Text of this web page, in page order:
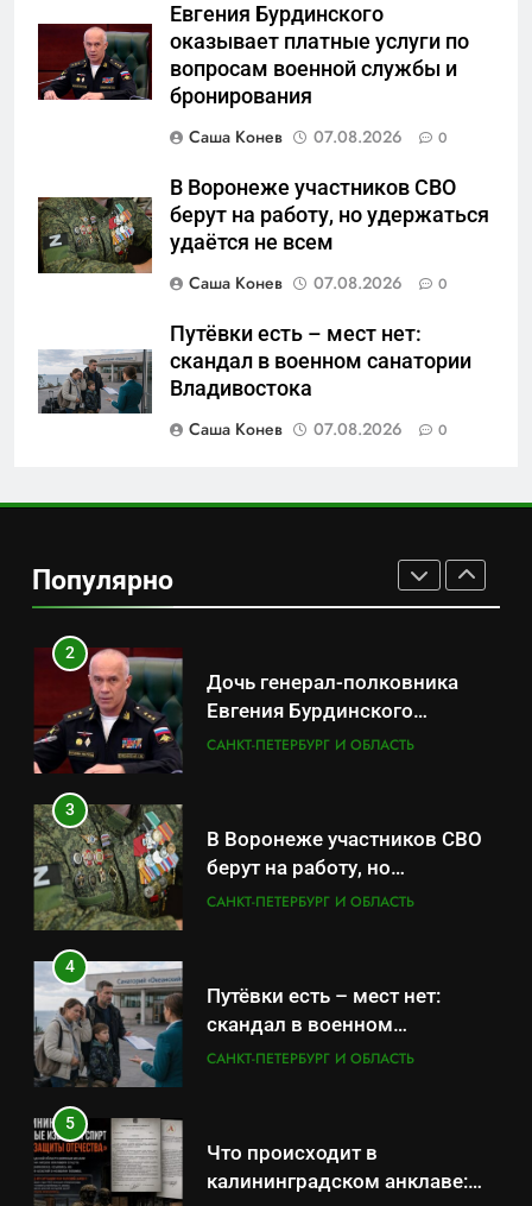
Евгения Бурдинского
оказывает платные услуги по
вопросам военной службы и
бронирования
Саша Конев
07.08.2026 0
В Воронеже участников СВО
берут на работу, но удержаться
удаётся не всем
Саша Конев
07.08.2026 0
Путёвки есть – мест нет:
скандал в военном санатории
Владивостока
Саша Конев
07.08.2026 0
Популярно
6
«500-тонный беспилотник»
или очередная показуха? Что
скрывает российский ВМФ
Перезагрузка в Удмуртии:
Отставка Бречалова как
провалов и уязвимости
региона
САНКТ-ПЕТЕРБУРГ И ОБЛАСТЬ
Зачистка неба: Силовой
передел авиаотрасли
САНКТ-ПЕТЕРБУРГ И ОБЛАСТЬ
данные о складах с военной
продукцией: предприятия
обратились в СК
САНКТ-ПЕТЕРБУРГ И ОБЛАСТЬ
2
Дочь генерал-полковника
Евгения Бурдинского
оказывает платные услуги по
САНКТ-ПЕТЕРБУРГ И ОБЛАСТЬ
3
В Воронеже участников СВО
берут на работу, но
удержаться удаётся не всем
САНКТ-ПЕТЕРБУРГ И ОБЛАСТЬ
4
Путёвки есть – мест нет:
скандал в военном
санатории Владивостока
САНКТ-ПЕТЕРБУРГ И ОБЛАСТЬ
5
Что происходит в
калининградском анклаве: